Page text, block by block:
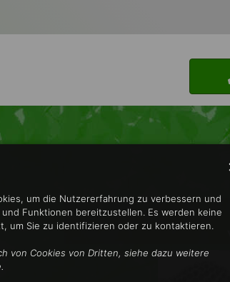
um die Nutzererfahrung zu verbessern und
Funktionen bereitzustellen. Es werden keine
um Sie zu identifizieren oder zu kontaktieren.
von Cookies von Dritten, siehe dazu weitere